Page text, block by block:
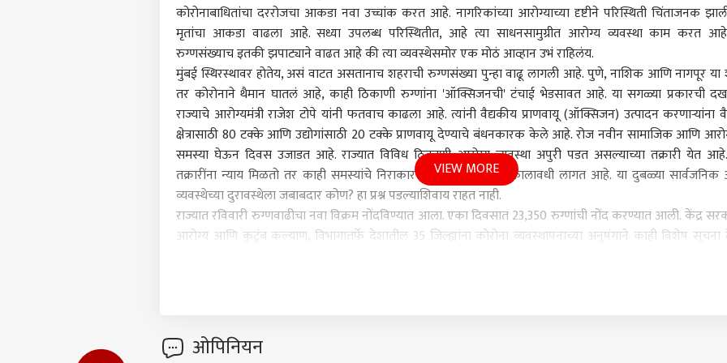
कोरोनाबाधितांचा दररोजचा आकडा नवा उच्चांक करत आहे. नागरिकांच्या आरोग्याच्या दृष्टीने परिस्थिती चिंताजनक
मृतांचा आकडा वाढला आहे. सध्या उपलब्ध परिस्थितीत, आहे त्या साधनसामुग्रीत आरोग्य व्यवस्था काम करत आहे.
रुग्णसंख्याच इतकी झपाट्याने वाढत आहे की त्या व्यवस्थेसमोर एक मोठं आव्हान उभं राहिलंय.
मुंबई स्थिरस्थावर होतेय, असं वाटत असतानाच शहराची रुग्णसंख्या पुन्हा वाढू लागली आहे. पुणे, नाशिक आणि नागपूर या
तर कोरोनाने थैमान घातलं आहे, काही ठिकाणी रुग्णांना 'ऑक्सिजनची' टंचाई भेडसावत आहे. या सगळ्या प्रकारची
राज्याचे आरोग्यमंत्री राजेश टोपे यांनी फतवाच काढला आहे. त्यांनी वैद्यकीय प्राणवायू (ऑक्सिजन) उत्पादन करणाऱ्यांना
क्षेत्रासाठी 80 टक्के आणि उद्योगांसाठी 20 टक्के प्राणवायू देण्याचे बंधनकारक केले आहे. रोज नवीन सामाजिक आणि
समस्या घेऊन दिवस उजाडत आहे. राज्यात विविध ठिकाणी आरोग्य व्यवस्था अपुरी पडत असल्याच्या तक्रारी येत
तक्रारींना न्याय मिळतो तर काही समस्यांचे निराकारण होण्यासाठी मोठा कालावधी लागत आहे. या दुबळ्या सार्वजनिक
व्यवस्थेच्या दुरावस्थेला जबाबदार कोण? हा प्रश्न पडल्याशिवाय राहत नाही.
राज्यात रविवारी रुग्णवाढीचा नवा विक्रम नोंदविण्यात आला. एका दिवसात 23,350 रुग्णांची नोंद करण्यात आली. केंद्र
आरोग्य आणि कुटुंब कल्याण, विभागातर्फे देशातील 35 जिल्ह्यांना कोरोना व्यवस्थापनाच्या अनुषंगाने काही विशेष सूचना
टंचाई भासत आहे. प्रत्येक जिल्हा आणि शहर रोज नवीन तक्रारीचा पाढा वाचत आहे. आरोग्य विभागाच्या प्रशासनाने
व्यवस्थापन कशा पद्धतीने सुरळीत होईल, त्याचप्रमाणे खासगी रुग्णालयांनासुद्धा या आरोग्यeच्या या निर्माण झालेल्या
VIEW MORE
ओपिनियन
हॅलो गेस्ट
आमच्यासोबत जाहिरात करा
आमच्याबद्दल
पर्सनल कॉर्नर
टॉप आर्टिकल टॉप रील्स
राजकारण राजकारण